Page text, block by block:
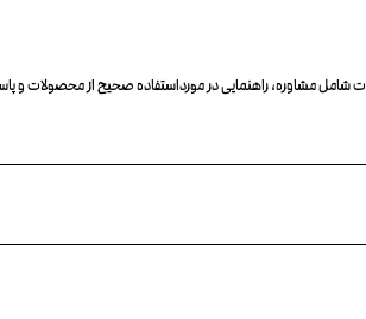
مشاوره، راهنمایی در مورداستفاده صحیح از محصولات و